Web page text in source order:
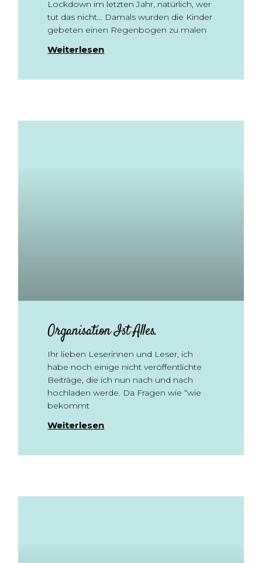
Lockdown im letzten Jahr, natürlich, wer
tut das nicht… Damals wurden die Kinder
gebeten einen Regenbogen zu malen
Weiterlesen
Organisation Ist Alles.
Ihr lieben Leserinnen und Leser, ich
habe noch einige nicht veröffentlichte
Beiträge, die ich nun nach und nach
hochladen werde. Da Fragen wie “wie
bekommt
Weiterlesen